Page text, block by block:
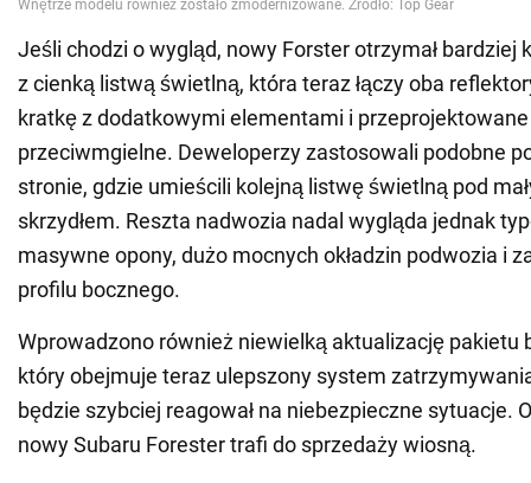
Jeśli chodzi o wygląd, nowy Forster otrzymał bardziej
z cienką listwą świetlną, która teraz łączy oba
kratkę z dodatkowymi elementami i przeprojektowane
przeciwmgielne. Deweloperzy zastosowali podobne
stronie, gdzie umieścili kolejną listwę świetlną pod
skrzydłem. Reszta nadwozia nadal wygląda jednak
masywne opony, dużo mocnych okładzin podwozia i
profilu bocznego.
Wprowadzono również niewielką aktualizację pakietu
który obejmuje teraz ulepszony system
będzie szybciej reagował na niebezpieczne sytuacje.
nowy Subaru Forester trafi do sprzedaży wiosną.